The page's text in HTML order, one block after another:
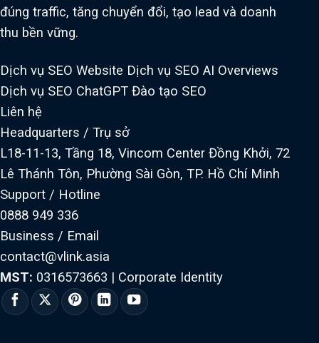
đúng traffic, tăng chuyển đổi, tạo lead và doanh
thu bền vững.
Dịch vụ SEO Website Dịch vụ SEO AI Overviews
Dịch vụ SEO ChatGPT Đào tạo SEO
Liên hệ
Headquarters / Trụ sở
L18-11-13, Tầng 18, Vincom Center Đồng Khởi, 72
Lê Thánh Tôn, Phường Sài Gòn, TP. Hồ Chí Minh
Support / Hotline
0888 949 336
Business / Email
contact@vlink.asia
MST: 0316573663 | Corporate Identity